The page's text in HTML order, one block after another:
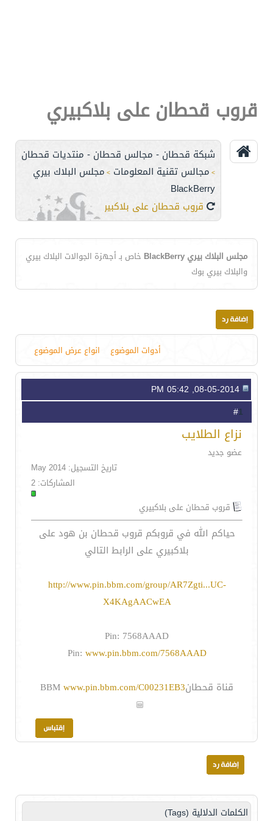
قروب قحطان على بلاكبيري
شبكة قحطان - مجالس قحطان - منتديات قحطان
> مجالس تقنية المعلومات > مجلس البلاك بيري
BlackBerry
قروب قحطان على بلاكبيري
مجلس البلاك بيري BlackBerry
خاص بـ أجهزة الجوالات البلاك بيري
والبلاك بيري بوك
أدوات الموضوع انواع عرض الموضوع
1
نزاع الطلايب
عضو جديد
تاريخ التسجيل: May 2014
المشاركات: 2
قروب قحطان على بلاكبيري
حياكم الله في قروبكم قروب قحطان بن هود على
بلاكبيري على الرابط التالي
http://www.pin.bbm.com/group/AR7Zgti...UC-
X4KAgAACwEA
Pin: 7568AAAD
Pin: www.pin.bbm.com/7568AAAD
قناة قحطانBBMwww.pin.bbm.com/C00231EB3
الكلمات الدلالية (Tags)